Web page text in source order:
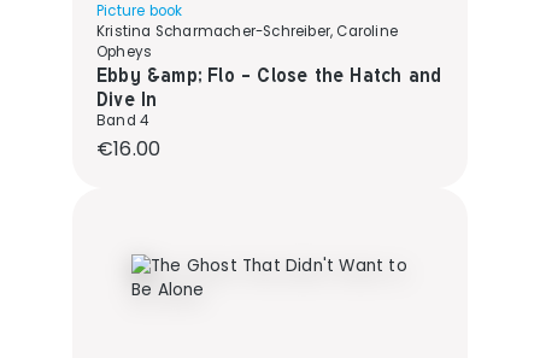
Picture book
Kristina Scharmacher-Schreiber, Caroline
Opheys
Ebby &amp; Flo - Close the Hatch and
Dive In
Band 4
Regular price:
€16.00